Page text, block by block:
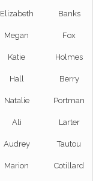
Elizabeth Banks
Megan Fox
Katie Holmes
Hall Berry
Natalie Portman
Ali Larter
Audrey Tautou
Marion Cotillard